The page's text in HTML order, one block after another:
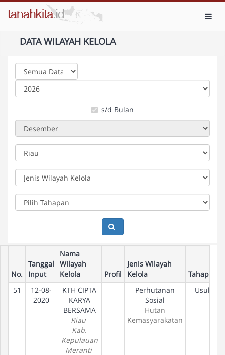
DATA WILAYAH KELOLA
s/d Bulan
No.
Tanggal
Input
Nama
Wilayah
Kelola
Profil
Jenis Wilayah
Kelola
Tahapan
51
12-08-
2020
KTH CIPTA
KARYA
BERSAMA
Riau
Kab.
Kepulauan
Meranti
Perhutanan
Sosial
Hutan
Kemasyarakatan
Usulan